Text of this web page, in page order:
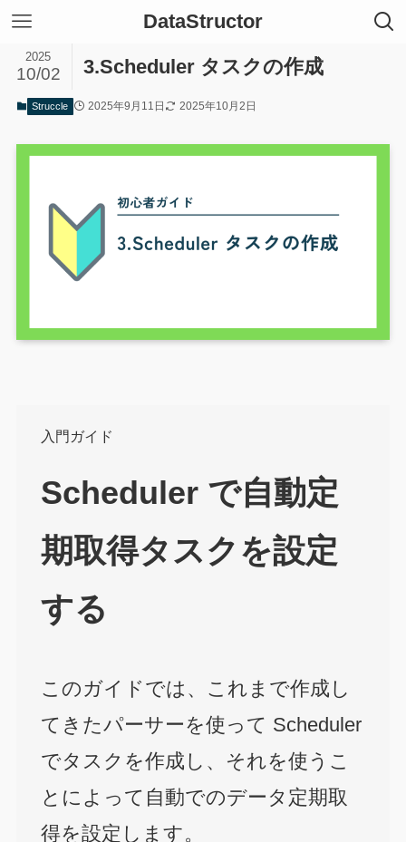
DataStructor
3.Scheduler タスクの作成
2025
10/02
Struccle 2025年9月11日 2025年10月2日
入門ガイド
Scheduler で自動定
期取得タスクを設定
する
このガイドでは、これまで作成し
てきたパーサーを使って Scheduler
でタスクを作成し、それを使うこ
とによって自動でのデータ定期取
得を設定します。